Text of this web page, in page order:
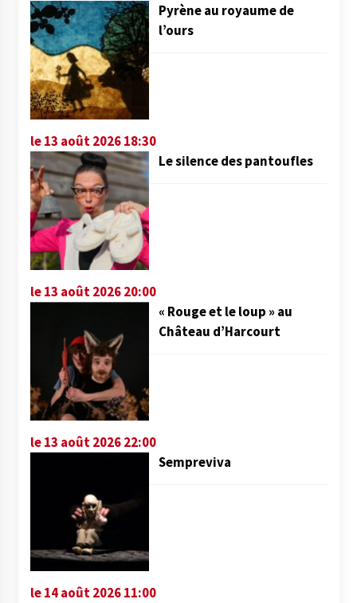
Pyrène au royaume de
l’ours
le 13 août 2026 18:30
Le silence des pantoufles
le 13 août 2026 20:00
« Rouge et le loup » au
Château d’Harcourt
le 13 août 2026 22:00
Sempreviva
le 14 août 2026 11:00